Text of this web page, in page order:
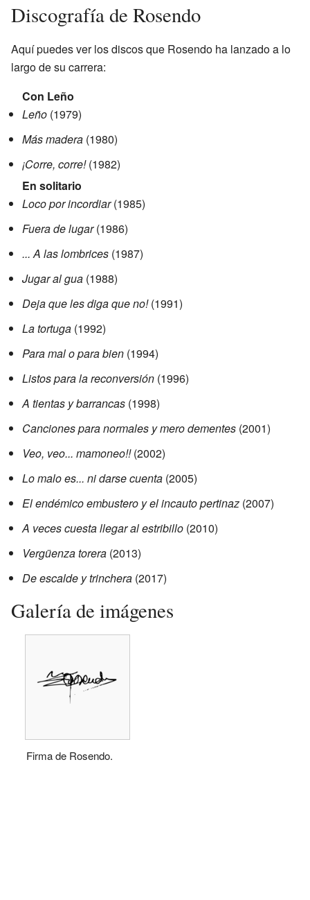
Discografía de Rosendo
Aquí puedes ver los discos que Rosendo ha lanzado a lo
largo de su carrera:
Con Leño
Leño (1979)
Más madera (1980)
¡Corre, corre!(1982)
En solitario
Loco por incordiar(1985)
Fuera de lugar(1986)
... A las lombrices (1987)
Jugar al gua (1988)
Deja que les diga que no!(1991)
La tortuga (1992)
Para mal o para bien (1994)
Listos para la reconversión (1996)
A tientas y barrancas (1998)
Canciones para normales y mero dementes (2001)
Veo, veo... mamoneo!!(2002)
Lo malo es... ni darse cuenta (2005)
El endémico embustero y el incauto pertinaz (2007)
A veces cuesta llegar al estribillo (2010)
Vergüenza torera (2013)
De escalde y trinchera (2017)
Galería de imágenes
Firma de Rosendo.